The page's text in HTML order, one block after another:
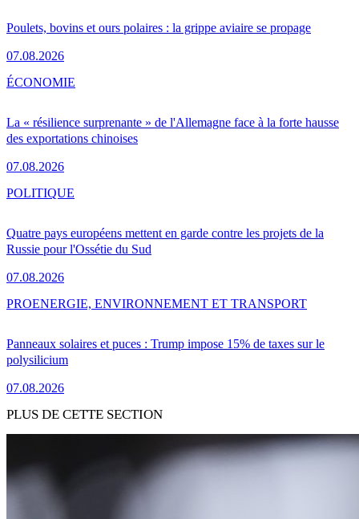
Poulets, bovins et ours polaires : la grippe aviaire se propage
07.08.2026
La « résilience surprenante » de l'Allemagne face à la forte hausse
des exportations chinoises
07.08.2026
ÉCONOMIE
Quatre pays européens mettent en garde contre les projets de la
Russie pour l'Ossétie du Sud
07.08.2026
POLITIQUE
Panneaux solaires et puces : Trump impose 15% de taxes sur le
polysilicium
07.08.2026
PROENERGIE, ENVIRONNEMENT ET TRANSPORT
PLUS DE CETTE SECTION